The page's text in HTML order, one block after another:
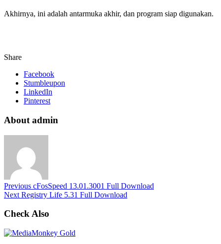
Akhirnya, ini adalah antarmuka akhir, dan program siap digunakan.
Share
Facebook
Stumbleupon
LinkedIn
Pinterest
About admin
Previous cFosSpeed 13.01.3001 Full Download
Next Registry Life 5.31 Full Download
Check Also